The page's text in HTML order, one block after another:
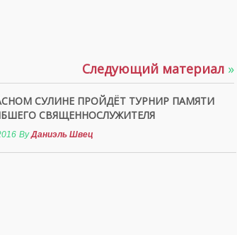
Следующий материал »
СУЛИНЕ ПРОЙДЁТ ТУРНИР ПАМЯТИ
СВЯЩЕННОСЛУЖИТЕЛЯ
ByДаниэль Швец